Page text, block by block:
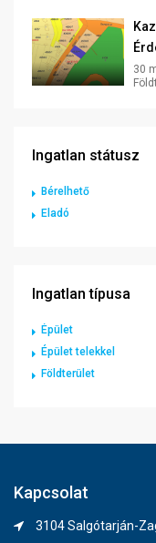
30
Ingatlan státusz
Bérelhető
Eladó
Ingatlan típusa
Épület
Épület telekkel
Földterület
Kapcsolat
3104 Salgótarján-